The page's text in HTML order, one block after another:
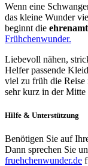
Wenn eine
das kleine Wunder
beginnt die
Frühchenwunder.
Liebevoll nähen,
Helfer passende
viel zu früh die Reise
sehr kurz in der
Hilfe & Unterstützung
Benötigen Sie auf
Dann sprechen Sie
fruehchenwunder.de